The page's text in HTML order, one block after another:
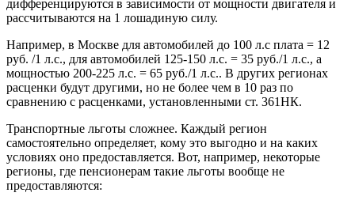
дифференцируются в зависимости от мощности двигателя и
рассчитываются на 1 лошадиную силу.
Например, в Москве для автомобилей до 100 л.с плата = 12
руб. /1 л.с., для автомобилей 125-150 л.с. = 35 руб./1 л.с., а
мощностью 200-225 л.с. = 65 руб./1 л.с.. В других регионах
расценки будут другими, но не более чем в 10 раз по
сравнению с расценками, установленными ст. 361НК.
Транспортные льготы сложнее. Каждый регион
самостоятельно определяет, кому это выгодно и на каких
условиях оно предоставляется. Вот, например, некоторые
регионы, где пенсионерам такие льготы вообще не
предоставляются: